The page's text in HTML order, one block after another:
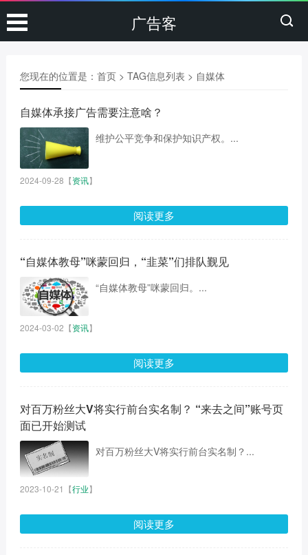
广告客
您现在的位置是： 首页> TAG信息列表 > 自媒体
自媒体承接广告需要注意啥？
维护公平竞争和保护知识产权。...
2024-09-28 【资讯】
阅读更多
“自媒体教母”咪蒙回归，“韭菜”们排队觐见
“自媒体教母”咪蒙回归。...
2024-03-02 【资讯】
阅读更多
对百万粉丝大V将实行前台实名制？ “来去之间”账号页
面已开始测试
对百万粉丝大V将实行前台实名制？...
2023-10-21 【行业】
阅读更多